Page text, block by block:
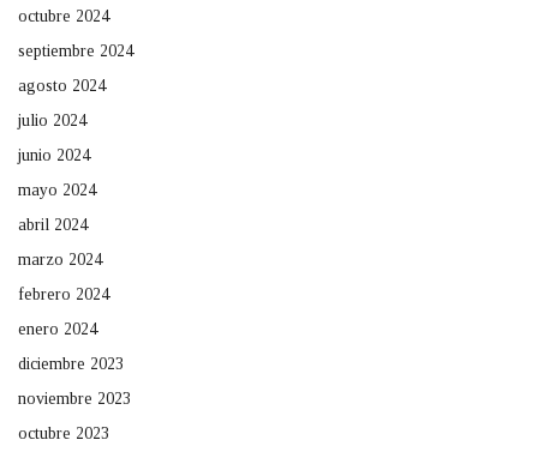
octubre 2024
septiembre 2024
agosto 2024
julio 2024
junio 2024
mayo 2024
abril 2024
marzo 2024
febrero 2024
enero 2024
diciembre 2023
noviembre 2023
octubre 2023